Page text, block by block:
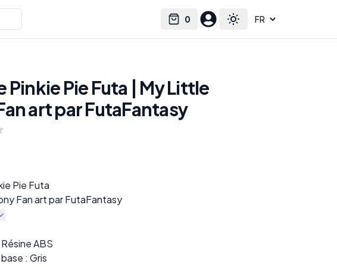
0
Cart Toggle theme
Select language
Pinkie Pie Futa | My Little
art par FutaFantasy
Pie Futa
Fan art par FutaFantasy
ABS
: Gris